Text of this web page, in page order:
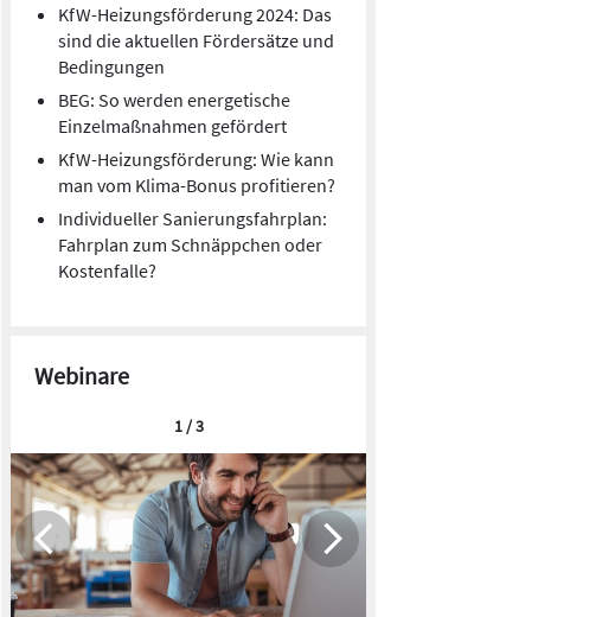
KfW-Heizungsförderung 2024: Das
sind die aktuellen Fördersätze und
Bedingungen
BEG: So werden energetische
Einzelmaßnahmen gefördert
KfW-Heizungsförderung: Wie kann
man vom Klima-Bonus profitieren?
Individueller Sanierungsfahrplan:
Fahrplan zum Schnäppchen oder
Kostenfalle?
Webinare
1 / 3